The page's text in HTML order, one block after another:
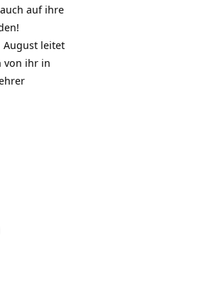
auf ihre
August leitet
von ihr in